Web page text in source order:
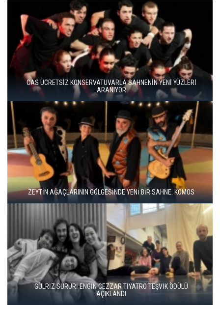
BERGAMA BİR KEZ DAHA TİYATRONUN SAHNESİ OLUYOR
BBT’DE REKOR SEYİRCİ, YENİ REPERTUVAR
KISALAR, ÇAĞIN ÇELİŞKİLERİNİ SAHNEYE TAŞIYOR